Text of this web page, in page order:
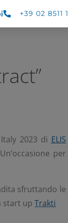
+39 02 8511 1
2023 di ELIS
per
sfruttando le
start upTrakti